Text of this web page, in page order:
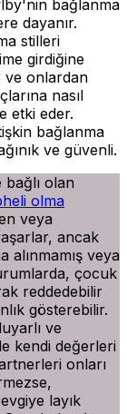
bağlanma
dayanır.
stilleri
girdiğine
ve onlardan
nasıl
etki eder.
bağlanma
ve güvenli.
bağlı olan
olma
veya
ancak
alınmamış veya
çocuk
reddedebilir
gösterebilir.
ve
kendi değerleri
onları
layık